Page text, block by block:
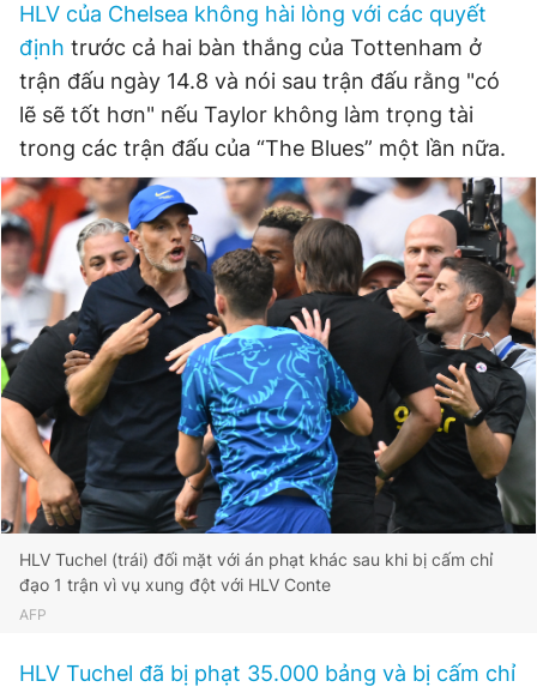
Thông tin tòa soạn Liên hệ quảng cáo
Đọc Thanh Niên trên điện thoại
Theo dõi báo trên
Hotline
0906 645 777
Liên hệ quảng cáo
0908 780 404
Tổng biên tập: Nguyễn Ngọc Toàn
Phó tổng biên tập thường trực: Hải Thành
Tổng thư ký tòa soạn: Đức Trung
HLV của Chelsea không hài lòng với các quyết
định trước cả hai bàn thắng của Tottenham ở
trận đấu ngày 14.8 và nói sau trận đấu rằng "có
lẽ sẽ tốt hơn" nếu Taylor không làm trọng tài
trong các trận đấu của “The Blues” một lần nữa.
HLV Tuchel (trái) đối mặt với án phạt khác sau khi bị cấm chỉ
đạo 1 trận vì vụ xung đột với HLV Conte
AFP
HLV Tuchel đã bị phạt 35.000 bảng và bị cấm chỉ